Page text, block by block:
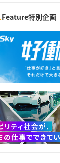
Feature特別企画